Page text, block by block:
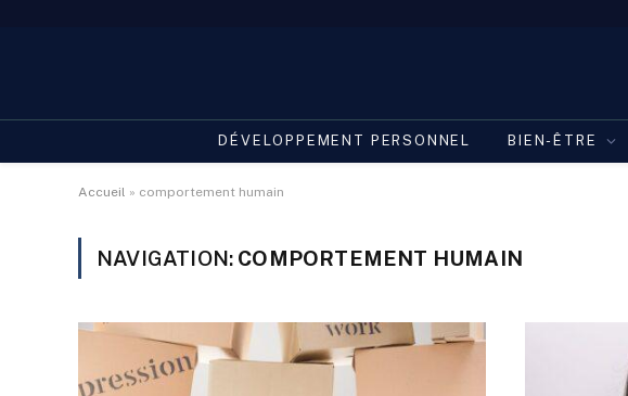
DÉVELOPPEMENT PERSONNEL BIEN-ÊTRE
Accueil » comportement humain
NAVIGATION: COMPORTEMENT HUMAIN